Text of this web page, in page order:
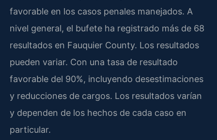
favorable en los casos penales manejados. A
nivel general, el bufete ha registrado más de 68
resultados en Fauquier County. Los resultados
pueden variar. Con una tasa de resultado
favorable del 90%, incluyendo desestimaciones
y reducciones de cargos. Los resultados varían
y dependen de los hechos de cada caso en
particular.